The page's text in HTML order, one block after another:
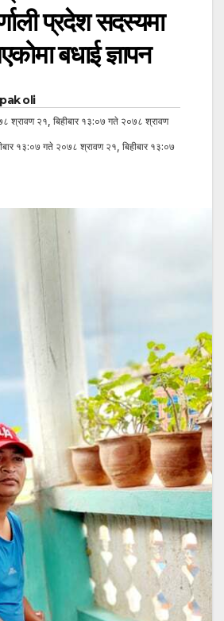
प्रदेश सदस्यमा
बधाई ज्ञापन
oli
श्रावण २१, बिहीबार १३:०७ गते २०७८ श्रावण
१३:०७ गते २०७८ श्रावण २१, बिहीबार १३:०७